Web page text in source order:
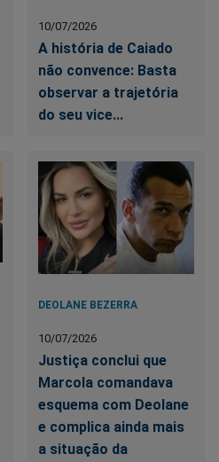
10/07/2026
A história de Caiado
não convence: Basta
observar a trajetória
do seu vice...
DEOLANE BEZERRA
10/07/2026
Justiça conclui que
Marcola comandava
esquema com Deolane
e complica ainda mais
a situação da